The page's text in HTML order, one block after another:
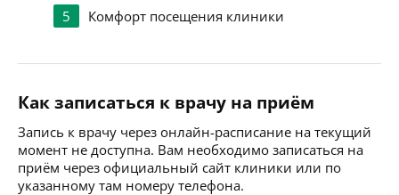
5
Комфорт посещения клиники
Как записаться к врачу на приём
Запись к врачу через онлайн-расписание на текущий
момент не доступна. Вам необходимо записаться на
приём через официальный сайт клиники или по
указанному там номеру телефона.